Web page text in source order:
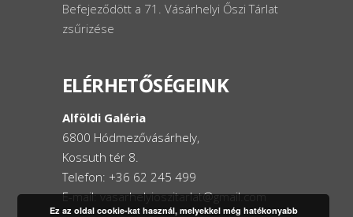
Befejeződött a 71. Vásárhelyi Őszi Tárlat
zsűrizése
ELÉRHETŐSÉGEINK
Alföldi Galéria
6800 Hódmezővásárhely,
Kossuth tér 8.
Telefon: +36 62 245 499
E-mail: vasarhelyioszitarlat@gmail.com
Ez az oldal cookie-kat használ, melyekkel még hatékonyabb